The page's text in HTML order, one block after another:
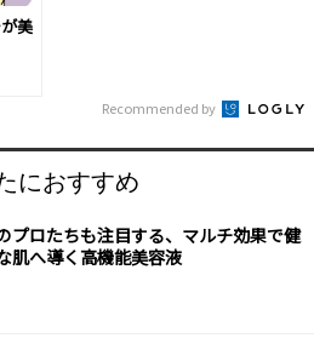
美
Recommended by
におすすめ
プロたちも注目する、マルチ効果で健
肌へ導く高機能美容液